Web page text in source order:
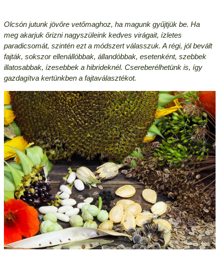
Olcsón jutunk jövőre vetőmaghoz, ha magunk gyűjtjük be. Ha
meg akarjuk őrizni nagyszüleink kedves virágait, ízletes
paradicsomát, szintén ezt a módszert válasszuk. A régi, jól bevált
fajták, sokszor ellenállóbbak, állandóbbak, esetenként, szebbek
illatosabbak, ízesebbek a hibrideknél. Csereberélhetünk is, így
gazdagítva kertünkben a fajtaválasztékot.